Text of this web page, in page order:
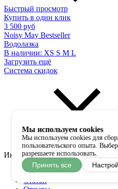
Быстрый просмотр
Купить в один клик
3 500 руб
Noisy May Bestseller
Водолазка
В наличии: XS S M L
Загрузить ещё
Система скидок
Информация
О нас
Статьи
Мы используем cookies
Мы используем cookies для
пользовательского опыта.
разрешаете использовать.
Принять все